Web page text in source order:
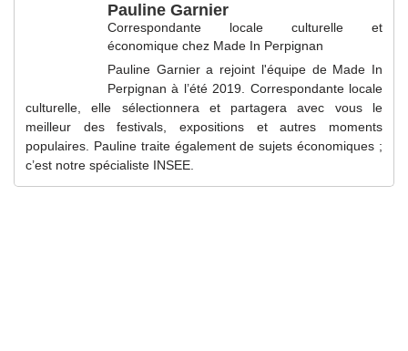
Pauline Garnier
Correspondante locale culturelle et
économique chez Made In Perpignan
Pauline Garnier a rejoint l'équipe de Made In
Perpignan à l’été 2019. Correspondante locale
culturelle, elle sélectionnera et partagera avec vous le
meilleur des festivals, expositions et autres moments
populaires. Pauline traite également de sujets économiques ;
c’est notre spécialiste INSEE.